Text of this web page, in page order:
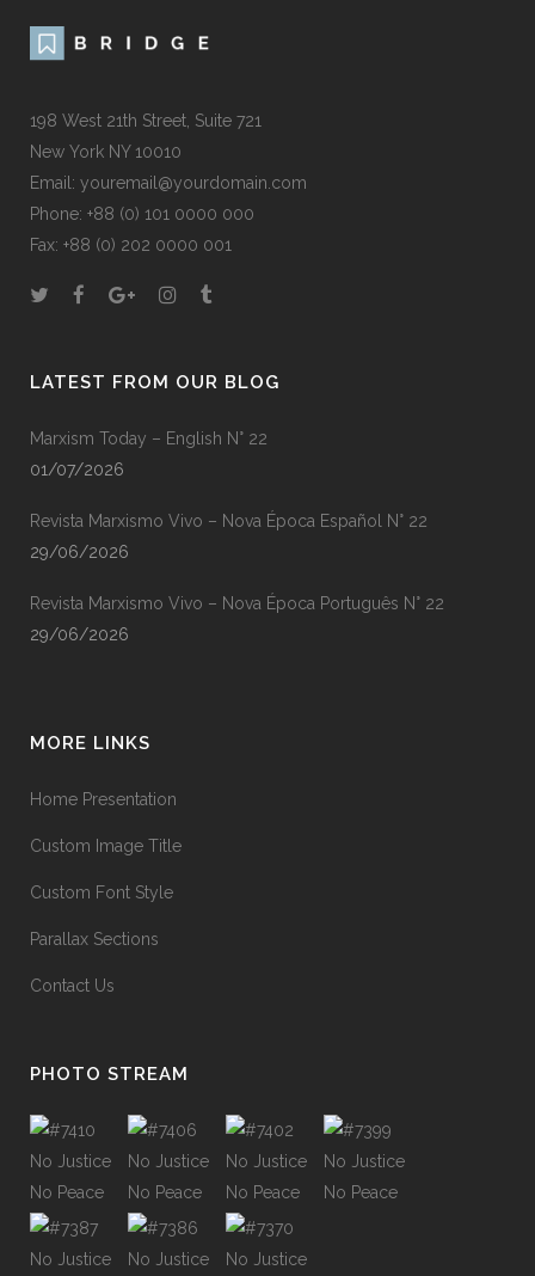
198 West 21th Street, Suite 721
New York NY 10010
Email: youremail@yourdomain.com
Phone: +88 (0) 101 0000 000
Fax: +88 (0) 202 0000 001
LATEST FROM OUR BLOG
Marxism Today – English N° 22
01/07/2026
Revista Marxismo Vivo – Nova Época Español N° 22
29/06/2026
Revista Marxismo Vivo – Nova Época Português N° 22
29/06/2026
MORE LINKS
Home Presentation
Custom Image Title
Custom Font Style
Parallax Sections
Contact Us
PHOTO STREAM